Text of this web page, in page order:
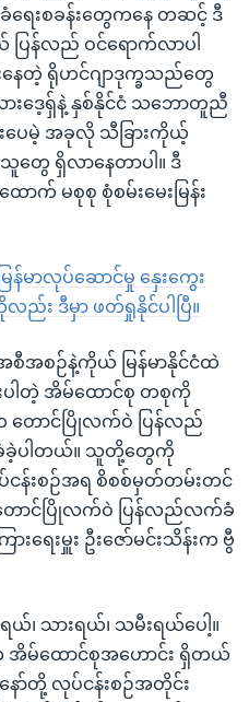
ေးစခန်းတွေကနေ တဆင့် ဒီ
န်လည် ဝင်ရောက်လာပါ
ေတဲ့ ရိုဟင်ဂျာဒုက္ခသည်တွေ
ားဒေ့ရှ်နဲ့ နှစ်နိုင်ငံ သဘောတူညီ
ေမဲ့ အခုလို သီခြားကိုယ့်
ေ ရှိလာနေတာပါ။ ဒီ
က် မစုစု စုံစမ်းမေးမြန်း
ြန်မာလုပ်ဆောင်မှု နှေးကွေး
း ဒီမှာ ဖတ်ရှုနိုင်ပါပြီ။
အစဉ်နဲ့ကိုယ် မြန်မာနိုင်ငံထဲ
းပါတဲ့ အိမ်ထောင်စု တစုကို
တောင်ပြိုလက်ဝဲ ပြန်လည်
ခဲ့ပါတယ်။ သူတို့တွေကို
ငန်းစဉ်အရ စိစစ်မှတ်တမ်းတင်
ောင်ပြိုလက်ဝဲ ပြန်လည်လက်ခံ
ရေးမှူး ဦးဇော်မင်းသိန်းက ဗွီ
ယ်၊ သားရယ်၊ သမီးရယ်ပေါ့။
အိမ်ထောင်စုအဟောင်း ရှိတယ်
နော်တို့ လုပ်ငန်းစဉ်အတိုင်း